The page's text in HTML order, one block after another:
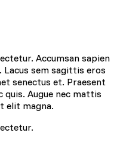
Accumsan sapien
sem sagittis eros
senectus et. Praesent
Augue nec mattis
elit magna.